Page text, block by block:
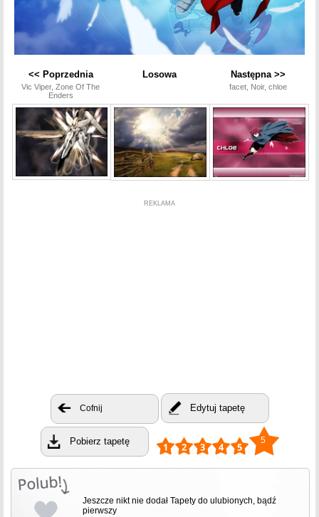
<< Poprzednia
Vic Viper, Zone Of The
Enders
Losowa Następna >>
facet, Noir, chloe
REKLAMA
Cofnij Edytuj tapetę
Pobierz tapetę 5
Jeszcze nikt nie dodał Tapety do ulubionych, bądź
pierwszy